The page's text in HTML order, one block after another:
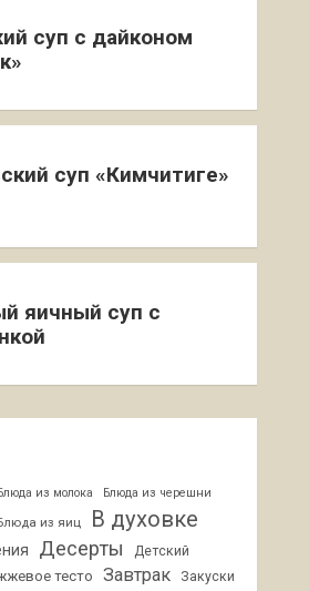
суп с дайконом
суп «Кимчитиге»
яичный суп с
из молока Блюда из черешни
из яиц В духовке
Десерты
Детский
тесто Завтрак
Закуски